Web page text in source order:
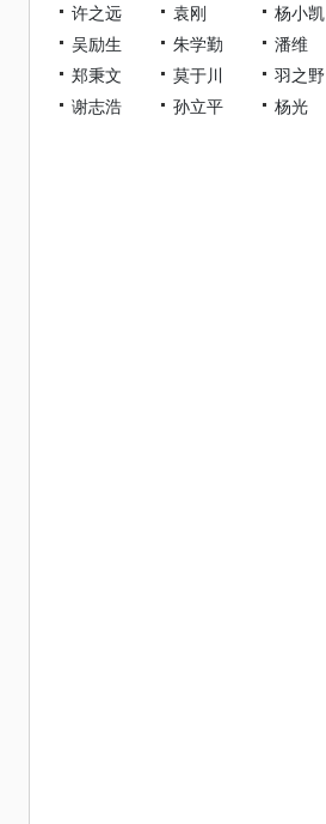
许之远
袁刚
杨小凯
吴励生
朱学勤
潘维
郑秉文
莫于川
羽之野
谢志浩
孙立平 杨光